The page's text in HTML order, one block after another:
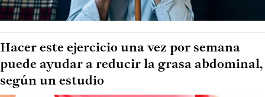
Hacer este ejercicio una vez por semana
puede ayudar a reducir la grasa abdominal,
según un estudio